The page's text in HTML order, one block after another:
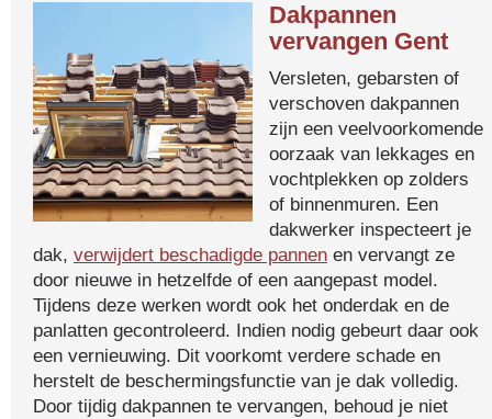
Dakpannen
vervangen Gent
Versleten, gebarsten of
verschoven dakpannen
zijn een veelvoorkomende
oorzaak van lekkages en
vochtplekken op zolders
of binnenmuren. Een
dakwerker inspecteert je
dak, verwijdert beschadigde pannen en vervangt ze
door nieuwe in hetzelfde of een aangepast model.
Tijdens deze werken wordt ook het onderdak en de
panlatten gecontroleerd. Indien nodig gebeurt daar ook
een vernieuwing. Dit voorkomt verdere schade en
herstelt de beschermingsfunctie van je dak volledig.
Door tijdig dakpannen te vervangen, behoud je niet